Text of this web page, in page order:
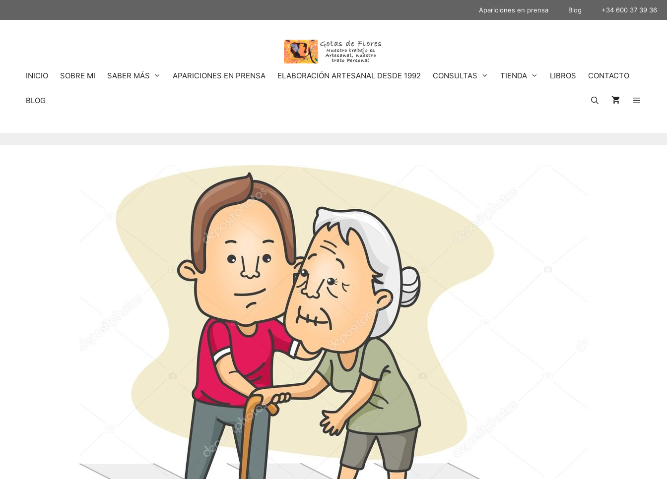
Apariciones en prensa Blog +34 600 37 39 36
INICIO SOBRE MI SABER MÁS APARICIONES EN PRENSA ELABORACIÓN ARTESANAL DESDE 1992 CONSULTAS TIENDA LIBROS CONTACTO
BLOG